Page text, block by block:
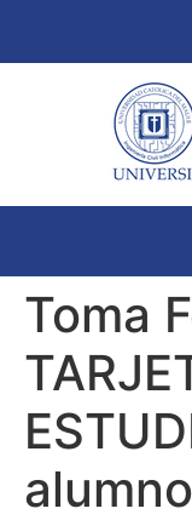
Toma